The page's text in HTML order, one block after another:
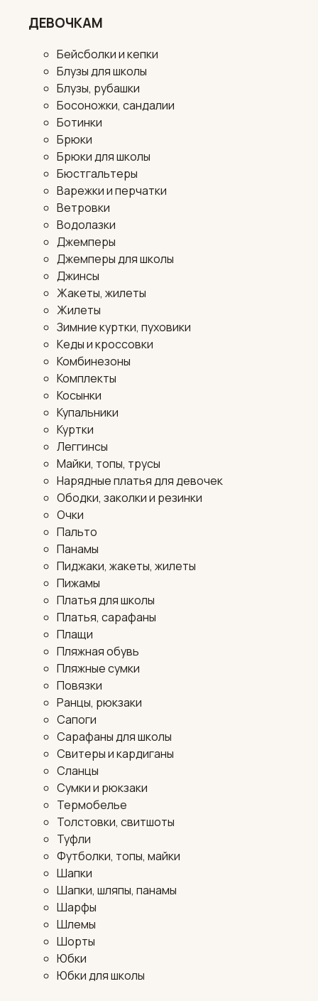
ДЕВОЧКАМ
Бейсболки и кепки
Блузы для школы
Блузы, рубашки
Босоножки, сандалии
Ботинки
Брюки
Брюки для школы
Бюстгальтеры
Варежки и перчатки
Ветровки
Водолазки
Джемперы
Джемперы для школы
Джинсы
Жакеты, жилеты
Жилеты
Зимние куртки, пуховики
Кеды и кроссовки
Комбинезоны
Комплекты
Косынки
Купальники
Куртки
Леггинсы
Майки, топы, трусы
Нарядные платья для девочек
Ободки, заколки и резинки
Очки
Пальто
Панамы
Пиджаки, жакеты, жилеты
Пижамы
Платья для школы
Платья, сарафаны
Плащи
Пляжная обувь
Пляжные сумки
Повязки
Ранцы, рюкзаки
Сапоги
Сарафаны для школы
Свитеры и кардиганы
Сланцы
Сумки и рюкзаки
Термобелье
Толстовки, свитшоты
Туфли
Футболки, топы, майки
Шапки
Шапки, шляпы, панамы
Шарфы
Шлемы
Шорты
Юбки
Юбки для школы